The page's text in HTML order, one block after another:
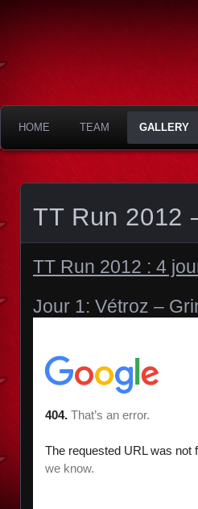
Texas
HOME TEAM GALLERY
TT Run 2012
TT Run 2012 : 4
Jour 1: Vétroz –